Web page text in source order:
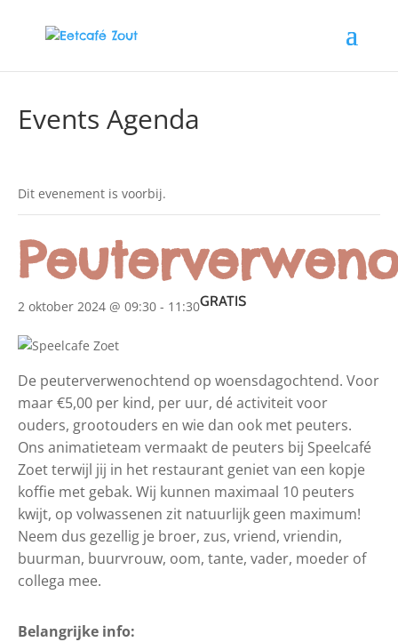
Events Agenda
Dit evenement is voorbij.
2 oktober 2024 @ 09:30 - 11:30GRATIS
De peuterverwenochtend op woensdagochtend. Voor
maar €5,00 per kind, per uur, dé activiteit voor
ouders, grootouders en wie dan ook met peuters.
Ons animatieteam vermaakt de peuters bij Speelcafé
Zoet terwijl jij in het restaurant geniet van een kopje
koffie met gebak. Wij kunnen maximaal 10 peuters
kwijt, op volwassenen zit natuurlijk geen maximum!
Neem dus gezellig je broer, zus, vriend, vriendin,
buurman, buurvrouw, oom, tante, vader, moeder of
collega mee.
Belangrijke info: